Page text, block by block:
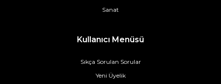
Sanat
Kullanıcı Menüsü
Sıkça Sorulan Sorular
Yeni Üyelik